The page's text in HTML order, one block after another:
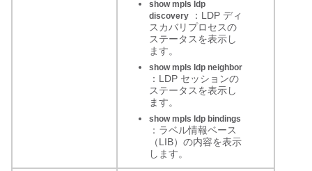
show mpls ldp
discovery
：LDP ディ
スカバリプロセスの
ステータスを表示し
ます。
show mpls ldp neighbor
：LDP セッションの
ステータスを表示し
ます。
show mpls ldp bindings
：ラベル情報ベース
（LIB）の内容を表示
します。